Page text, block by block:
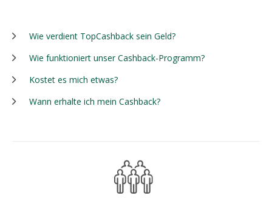
Wie verdient TopCashback sein Geld?
Wie funktioniert unser Cashback-Programm?
Kostet es mich etwas?
Wann erhalte ich mein Cashback?